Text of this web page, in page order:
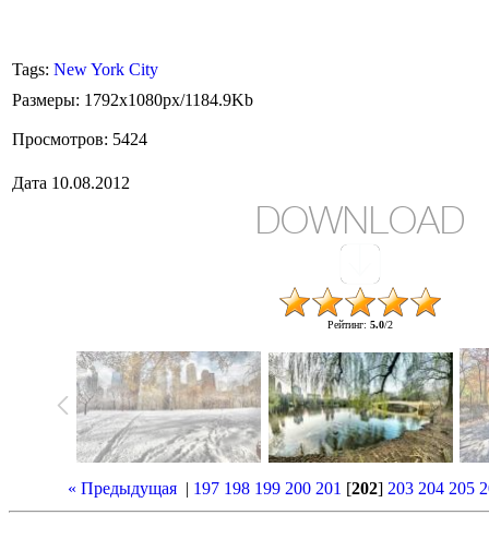
Tags: New York City
Размеры: 1792x1080px/1184.9Kb
Просмотров: 5424
Дата 10.08.2012
DOWNLOAD
Рейтинг: 5.0/2
« Предыдущая | 197 198 199 200 201 [202] 203 204 205